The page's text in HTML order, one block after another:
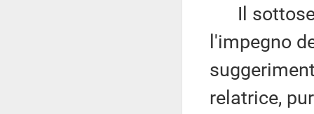
Il
l'impegno
relatrice,